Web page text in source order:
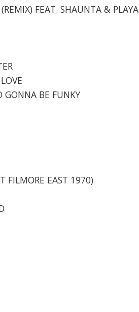
FEAT. SHAUNTA & PLAYA
GONNA BE FUNKY
FILMORE EAST 1970)